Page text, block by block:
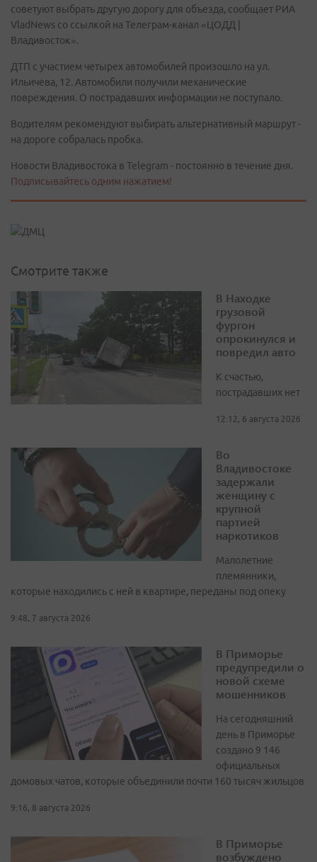
советуют выбрать другую дорогу для объезда, сообщает РИА
VladNews со ссылкой на Телеграм-канал «ЦОДД |
Владивосток».
ДТП с участием четырех автомобилей произошло на ул.
Ильичева, 12. Автомобили получили механические
повреждения. О пострадавших информации не поступало.
Водителям рекомендуют выбирать альтернативный маршрут -
на дороге собралась пробка.
Новости Владивостока в Telegram - постоянно в течение дня.
Подписывайтесь одним нажатием!
Смотрите также
В Находке
грузовой
фургон
опрокинулся и
повредил авто
К счастью,
пострадавших нет
12:12, 6 августа 2026
Во
Владивостоке
задержали
женщину с
крупной
партией
наркотиков
Малолетние
племянники,
которые находились с ней в квартире, переданы под опеку
9:48, 7 августа 2026
В Приморье
предупредили о
новой схеме
мошенников
На сегодняшний
день в Приморье
создано 9 146
официальных
домовых чатов, которые объединили почти 160 тысяч жильцов
9:16, 8 августа 2026
В Приморье
возбуждено